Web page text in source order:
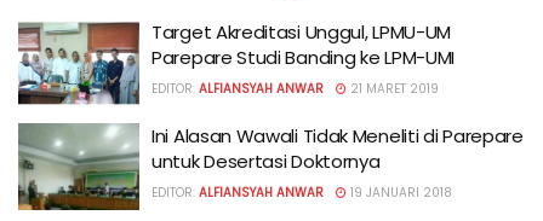
Target Akreditasi Unggul, LPMU-UM
Parepare Studi Banding ke LPM-UMI
EDITOR: ALFIANSYAH ANWAR 21 MARET 2019
Ini Alasan Wawali Tidak Meneliti di Parepare
untuk Desertasi Doktornya
EDITOR: ALFIANSYAH ANWAR 19 JANUARI 2018